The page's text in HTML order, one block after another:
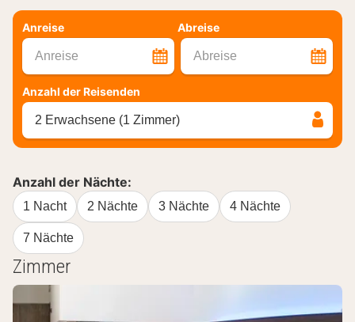
Anreise Abreise
Anreise Abreise
Anzahl der Reisenden
2 Erwachsene (1 Zimmer)
Anzahl der Nächte:
1 Nacht 2 Nächte 3 Nächte 4 Nächte
7 Nächte
Zimmer